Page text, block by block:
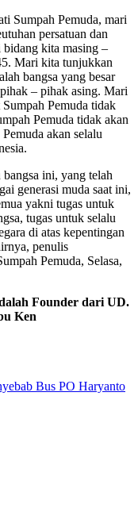
Sumpah Pemuda, mari
persatuan dan
bidang kita masing –
Mari kita tunjukkan
bangsa yang besar
– pihak asing. Mari
Pemuda tidak
Pemuda tidak akan
akan selalu
ini, yang telah
generasi muda saat ini,
yakni tugas untuk
tugas untuk selalu
di atas kepentingan
penulis
Pemuda, Selasa,
Founder dari UD.
Ken
Bus PO Haryanto